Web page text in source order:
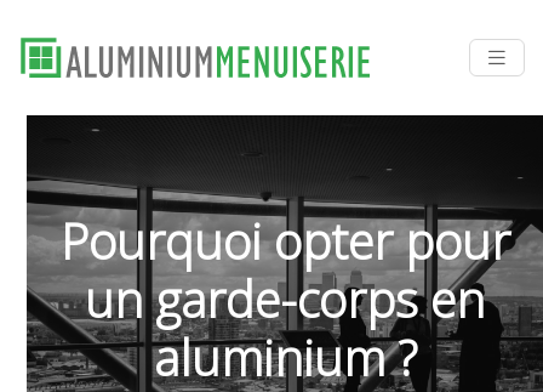
Pourquoi opter pour
un garde-corps en
aluminium ?